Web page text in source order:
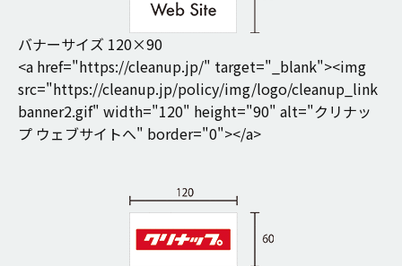
バナーサイズ 120×90
<a href="https://cleanup.jp/" target="_blank"><img
src="https://cleanup.jp/policy/img/logo/cleanup_link
banner2.gif" width="120" height="90" alt="クリナッ
プ ウェブサイトへ" border="0"></a>